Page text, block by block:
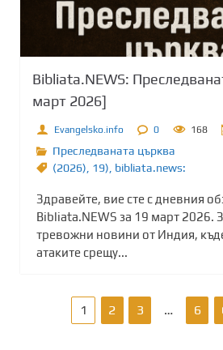
Bibliata.NEWS:
март 2026]
Evangelsko.info 0 168
Преследваната църква
(2026) 19) bibliata.news:
Здравейте, вие сте с дневния
Bibliata.NEWS за 19 март 2026.
тревожни новини от Индия,
атаките срещу...
1 2 3 … 6